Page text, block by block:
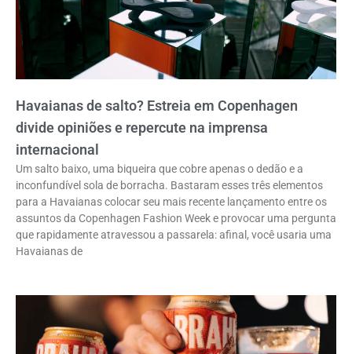
Havaianas de salto? Estreia em Copenhagen
divide opiniões e repercute na imprensa
internacional
Um salto baixo, uma biqueira que cobre apenas o dedão e a
inconfundível sola de borracha. Bastaram esses três elementos
para a Havaianas colocar seu mais recente lançamento entre os
assuntos da Copenhagen Fashion Week e provocar uma pergunta
que rapidamente atravessou a passarela: afinal, você usaria uma
Havaianas de